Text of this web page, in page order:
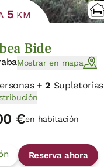
5 KM
Bide
Mostrar en mapa
+2 Supletorias
€en habitación
Reserva ahora